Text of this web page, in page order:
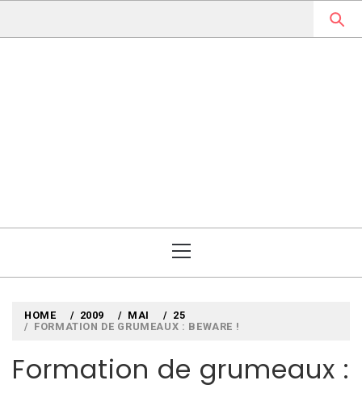
Menu
HOME 2009 MAI
25
FORMATION DE GRUMEAUX : BEWARE !
Formation de grumeaux :